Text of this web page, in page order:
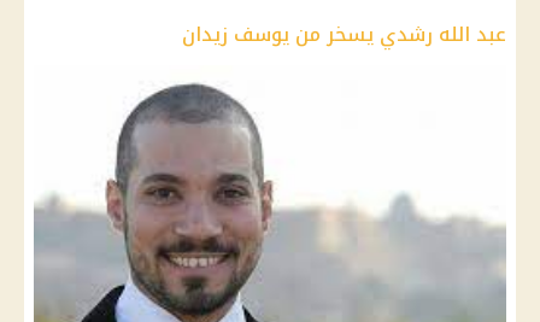
عبد الله رشدي يسخر من يوسف زيدان